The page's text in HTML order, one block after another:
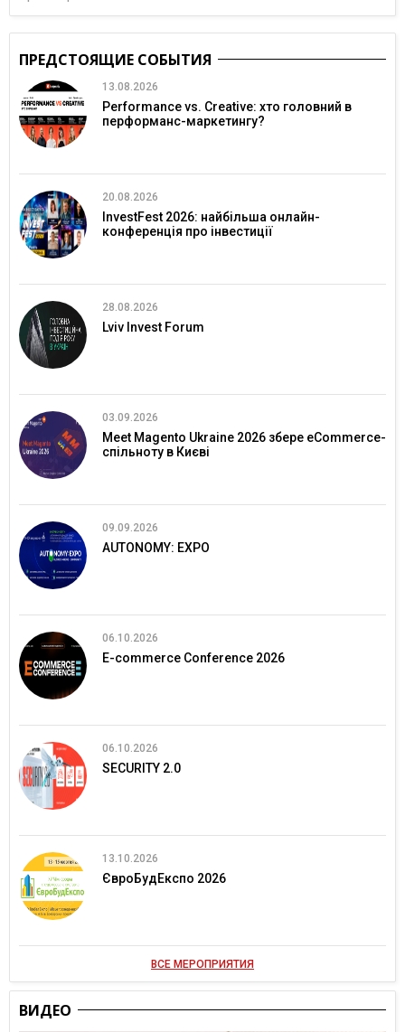
ПРЕДСТОЯЩИЕ СОБЫТИЯ
13.08.2026
Performance vs. Creative: хто головний в
перформанс-маркетингу?
20.08.2026
InvestFest 2026: найбільша онлайн-
конференція про інвестиції
28.08.2026
Lviv Invest Forum
03.09.2026
Meet Magento Ukraine 2026 збере eCommerce-
спільноту в Києві
09.09.2026
AUTONOMY: EXPO
06.10.2026
E-commerce Conference 2026
06.10.2026
SECURITY 2.0
13.10.2026
ЄвроБудЕкспо 2026
ВСЕ МЕРОПРИЯТИЯ
ВИДЕО